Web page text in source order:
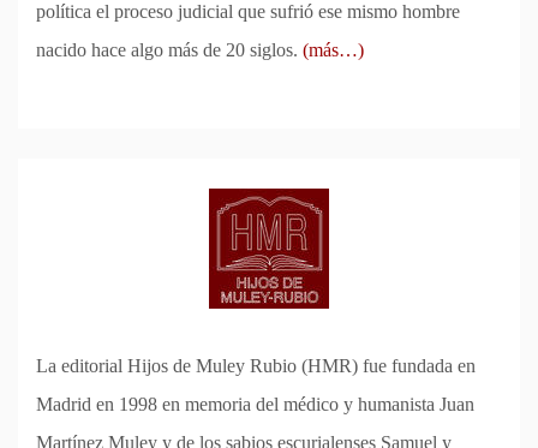
política el proceso judicial que sufrió ese mismo hombre
nacido hace algo más de 20 siglos. (más…)
La editorial Hijos de Muley Rubio (HMR) fue fundada en
Madrid en 1998 en memoria del médico y humanista Juan
Martínez Muley y de los sabios escurialenses Samuel y